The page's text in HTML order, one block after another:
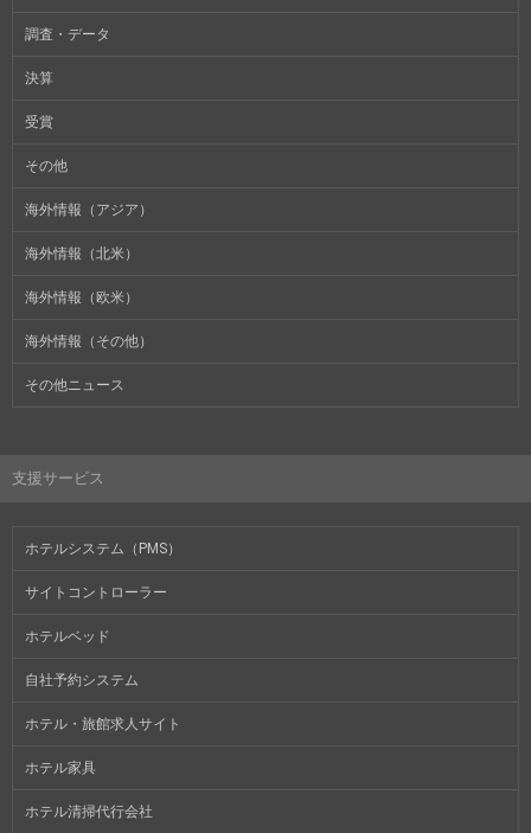
調査・データ
決算
受賞
その他
海外情報（アジア）
海外情報（北米）
海外情報（欧米）
海外情報（その他）
その他ニュース
支援サービス
ホテルシステム（PMS）
サイトコントローラー
ホテルベッド
自社予約システム
ホテル・旅館求人サイト
ホテル家具
ホテル清掃代行会社